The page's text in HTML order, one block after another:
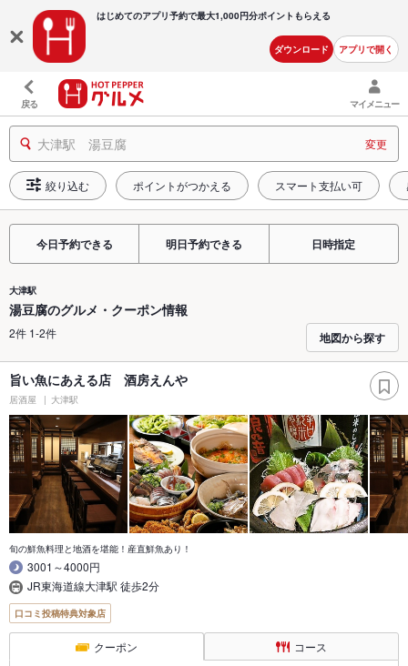
はじめてのアプリ予約で最大1,000円分ポイントもらえる
ダウンロード アプリで開く
戻る マイメニュー
大津駅 湯豆腐 変更
絞り込む ポイントがつかえる スマート支払い可
今日予約できる 明日予約できる 日時指定
大津駅
湯豆腐のグルメ・クーポン情報
2件 1-2件 地図から探す
旨い魚にあえる店 酒房えんや
居酒屋 大津駅
旬の鮮魚料理と地酒を堪能！産直鮮魚あり！
3001～4000円
JR東海道線大津駅 徒歩2分
口コミ投稿特典対象店
クーポン コース